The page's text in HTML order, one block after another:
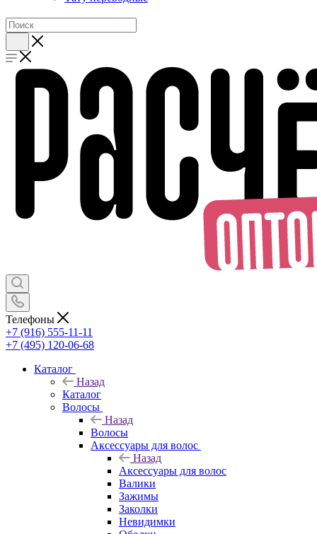
Телефоны
+7 (916) 555-11-11
+7 (495) 120-06-68
Каталог
Назад
Каталог
Волосы
Назад
Волосы
Аксессуары для волос
Назад
Аксессуары для волос
Валики
Зажимы
Заколки
Невидимки